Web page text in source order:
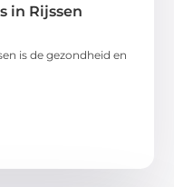
in Rijssen
is de gezondheid en